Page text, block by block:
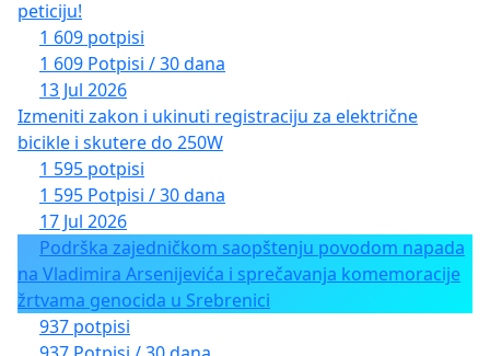
peticiju!
1 609 potpisi
1 609 Potpisi / 30 dana
13 Jul 2026
Izmeniti zakon i ukinuti registraciju za električne
bicikle i skutere do 250W
1 595 potpisi
1 595 Potpisi / 30 dana
17 Jul 2026
Podrška zajedničkom saopštenju povodom napada
na Vladimira Arsenijevića i sprečavanja komemoracije
žrtvama genocida u Srebrenici
937 potpisi